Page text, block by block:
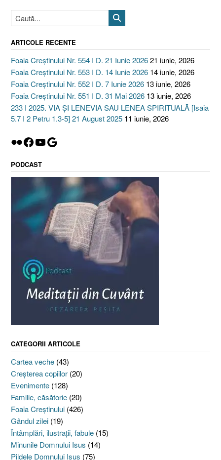
ARTICOLE RECENTE
Foaia Creștinului Nr. 554 I D. 21 Iunie 202621 iunie, 2026
Foaia Creștinului Nr. 553 I D. 14 Iunie 2026 14 iunie, 2026
Foaia Creștinului Nr. 552 I D. 7 Iunie 2026 13 iunie, 2026
Foaia Creștinului Nr. 551 I D. 31 Mai 2026 13 iunie, 2026
233 I 2025. VIA ȘI LENEVIA SAU LENEA SPIRITUALĂ [Isaia
5.7 I 2 Petru 1.3-5] 21 August 2025 11 iunie, 2026
Flickr
Facebook
YouTube
Google
PODCAST
CATEGORII ARTICOLE
Cartea veche (43)
Creşterea copiilor (20)
Evenimente (128)
Familie, căsătorie (20)
Foaia Creştinului (426)
Gândul zilei (19)
Întâmplări, ilustraţii, fabule (15)
Minunile Domnului Isus (14)
Pildele Domnului Isus (75)